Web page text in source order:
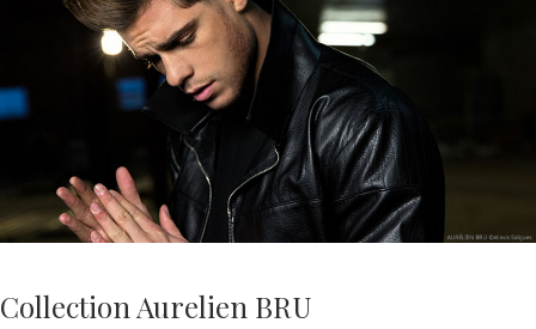
Collection Aurelien BRU